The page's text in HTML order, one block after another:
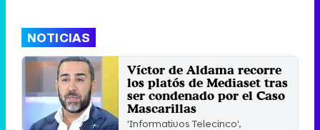
NOTICIAS
Víctor de Aldama recorre
los platós de Mediaset tras
ser condenado por el Caso
Mascarillas
'Informativos Telecinco',